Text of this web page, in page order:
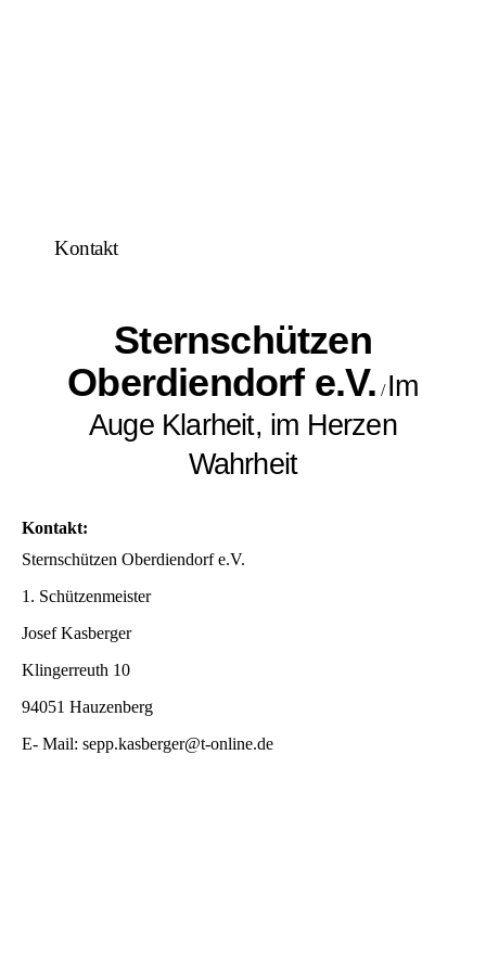
Kontakt
Sternschützen
Oberdiendorf e.V. /Im
Auge Klarheit, im Herzen
Wahrheit
Kontakt:
Sternschützen Oberdiendorf e.V.
1. Schützenmeister
Josef Kasberger
Klingerreuth 10
94051 Hauzenberg
E- Mail: sepp.kasberger@t-online.de